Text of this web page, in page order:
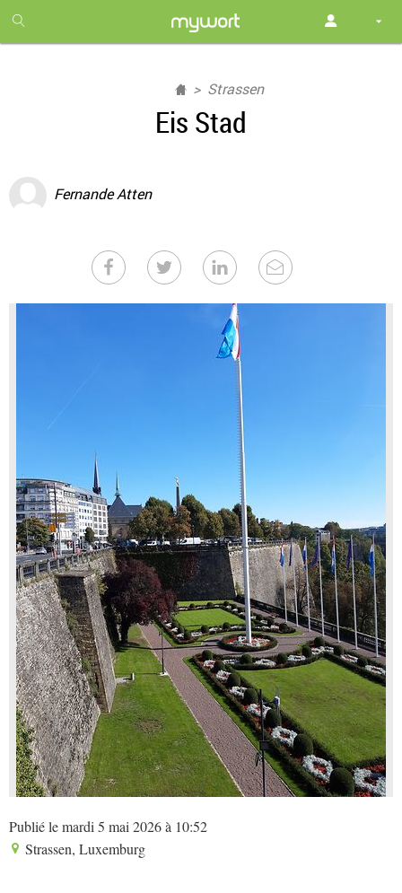
month
free
Strassen
Eis Stad
Fernande Atten
Publié le mardi 5 mai 2026 à 10:52
Strassen, Luxemburg